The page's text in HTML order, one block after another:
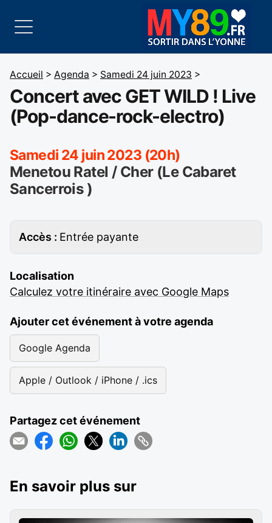
Accueil > Agenda > Samedi 24 juin 2023 >
Concert avec GET WILD ! Live
(Pop-dance-rock-electro)
Samedi 24 juin 2023 (20h)
Menetou Ratel / Cher (Le Cabaret
Sancerrois )
Accès : Entrée payante
Localisation
Calculez votre itinéraire avec Google Maps
Ajouter cet événement à votre agenda
Google Agenda
Apple / Outlook / iPhone / .ics
Partagez cet événement
En savoir plus sur